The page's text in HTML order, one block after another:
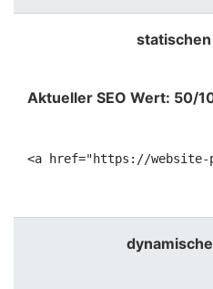
Aktueller SEO Wert: 50/
<a href="https://website-